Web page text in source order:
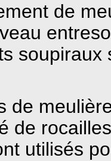
de
de
de
utilisés